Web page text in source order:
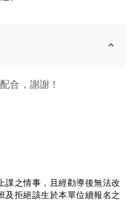
合，謝謝！
課之情事，且經勸導後無法改
及拒絕該生於本單位續報名之